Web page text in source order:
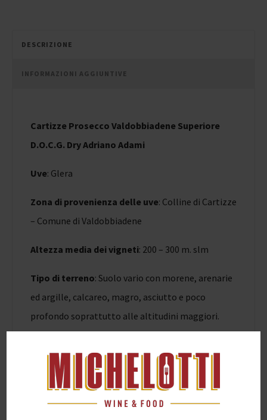
DESCRIZIONE
INFORMAZIONI AGGIUNTIVE
Cartizze Prosecco Valdobbiadene Superiore
D.O.C.G. Dry Adriano Adami
Uve: Glera
Zona di provenienza delle uve: Colline di Cartizze
– Comune di Valdobbiadene
Altezza media dei vigneti: 200 – 300 m. slm
Tipo di terreno: Suolo vario con morene, arenarie
ed argille, calcareo, magro, asciutto e poco
profondo soprattutto alle altitudini maggiori.
Cappuccina
Densità d’impianto: 2500 -3500 piante per ha